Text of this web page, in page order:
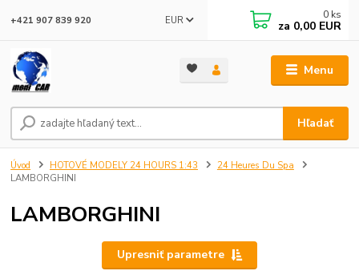
Menu
EUR
Hľadať
+421 907 839 920 0 ks
za 0,00 EUR
Úvod HOTOVÉ MODELY 24 HOURS 1:43
24 Heures Du Spa
LAMBORGHINI
LAMBORGHINI
Upresniť parametre